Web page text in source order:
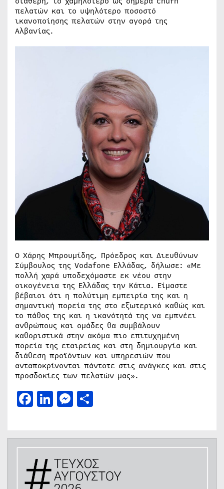
πελατών και το υψηλότερο ποσοστό
ικανοποίησης πελατών στην αγορά της
Αλβανίας.
Ο Χάρης Μπρουμίδης, Πρόεδρος και Διευθύνων
Σύμβουλος της Vodafone Ελλάδας, δήλωσε: «Με
πολλή χαρά υποδεχόμαστε εκ νέου στην
οικογένεια της Ελλάδας την Κάτια. Είμαστε
βέβαιοι ότι η πολύτιμη εμπειρία της και η
σημαντική πορεία της στο εξωτερικό καθώς και
το πάθος της και η ικανότητά της να εμπνέει
ανθρώπους και ομάδες θα συμβάλουν
καθοριστικά στην ακόμα πιο επιτυχημένη
πορεία της εταιρείας και στη δημιουργία και
διάθεση προϊόντων και υπηρεσιών που
ανταποκρίνονται πάντοτε στις ανάγκες και στις
προσδοκίες των πελατών μας».
Facebook
LinkedIn
Messenger